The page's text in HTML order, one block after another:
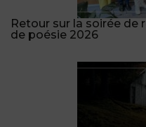
Retour sur la soirée de
de poésie 2026